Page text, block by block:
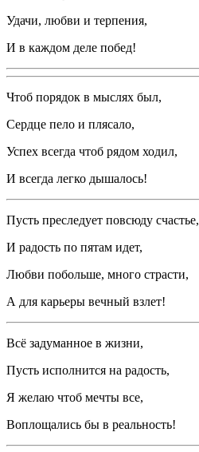
Удачи, любви и терпения,
И в каждом деле побед!
Чтоб порядок в мыслях был,
Сердце пело и плясало,
Успех всегда чтоб рядом ходил,
И всегда легко дышалось!
Пусть преследует повсюду счастье,
И радость по пятам идет,
Любви побольше, много страсти,
А для карьеры вечный взлет!
Всё задуманное в жизни,
Пусть исполнится на радость,
Я желаю чтоб мечты все,
Воплощались бы в реальность!